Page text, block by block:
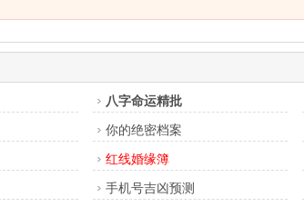
八字命运精批
你的绝密档案
红线婚缘簿
手机号吉凶预测